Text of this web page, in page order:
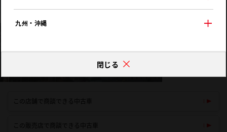
九州・沖縄
閉じる
この店舗で商談できる中古車
この販売店で商談できる中古車